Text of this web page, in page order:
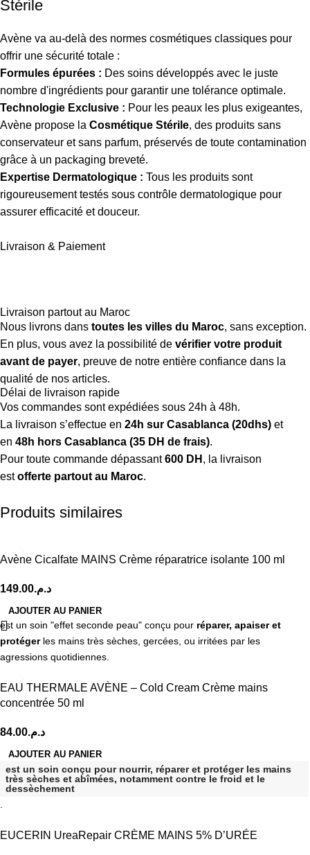
Stérile
Avène va au-delà des normes cosmétiques classiques pour
offrir une sécurité totale :
Formules épurées : Des soins développés avec le juste
nombre d'ingrédients pour garantir une tolérance optimale.
Technologie Exclusive : Pour les peaux les plus exigeantes,
Avène propose la Cosmétique Stérile, des produits sans
conservateur et sans parfum, préservés de toute contamination
grâce à un packaging breveté.
Expertise Dermatologique : Tous les produits sont
rigoureusement testés sous contrôle dermatologique pour
assurer efficacité et douceur.
Livraison & Paiement
Livraison partout au Maroc
Nous livrons dans toutes les villes du Maroc, sans exception.
En plus, vous avez la possibilité de vérifier votre produit
avant de payer, preuve de notre entière confiance dans la
qualité de nos articles.
Délai de livraison rapide
Vos commandes sont expédiées sous 24h à 48h.
La livraison s’effectue en 24h sur Casablanca (20dhs) et
en 48h hors Casablanca (35 DH de frais).
Pour toute commande dépassant600 DH , la livraison
estofferte partout au Maroc.
Produits similaires
Avène Cicalfate MAINS Crème réparatrice isolante 100 ml
د.م.149.00
AJOUTER AU PANIER
est un soin "effet seconde peau" conçu pour réparer, apaiser et
protégerles mains très sèches, gercées, ou irritées par les
agressions quotidiennes.
EAU THERMALE AVÈNE – Cold Cream Crème mains
concentrée 50 ml
د.م.84.00
AJOUTER AU PANIER
est un soin conçu pour nourrir, réparer et protéger les mains
très sèches et abîmées, notamment contre le froid et le
dessèchement
.
EUCERIN UreaRepair CRÈME MAINS 5% D’URÉE